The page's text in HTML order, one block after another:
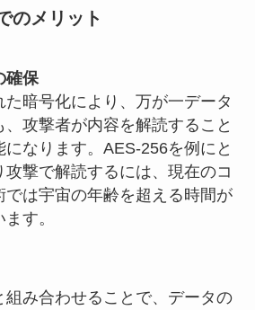
のメリット
確保
暗号化により、万が一データ
、攻撃者が内容を解読すること
になります。AES-256を例にと
攻撃で解読するには、現在のコ
では宇宙の年齢を超える時間が
す。
組み合わせることで、データの